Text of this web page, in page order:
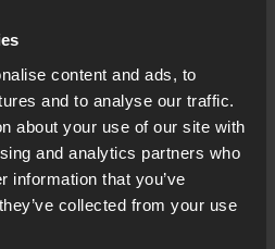
content and ads, to
and to analyse our traffic.
about your use of our site with
and analytics partners who
information that you’ve
collected from your use
mandado y
por esposa.
(NVICST)
de María debió de
José no respondió